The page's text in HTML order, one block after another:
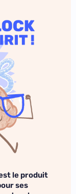
le produit
ses